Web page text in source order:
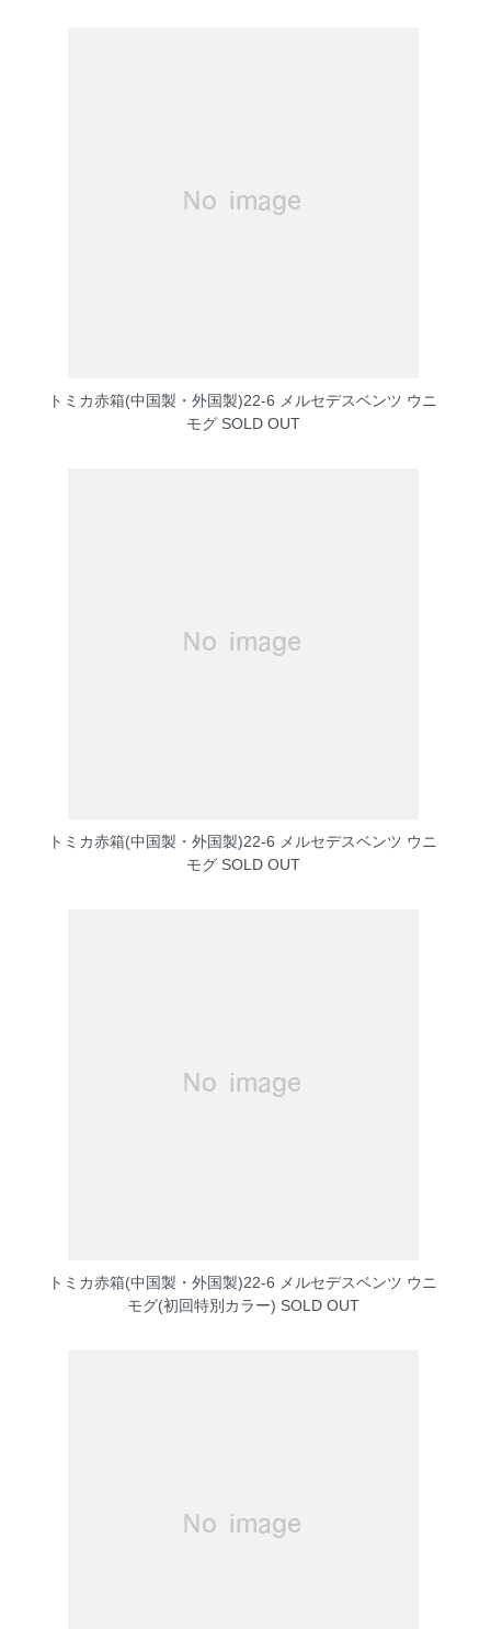
トミカ赤箱(中国製・外国製)22-6 メルセデスベンツ ウニ
モグSOLD OUT
トミカ赤箱(中国製・外国製)22-6 メルセデスベンツ ウニ
モグSOLD OUT
トミカ赤箱(中国製・外国製)22-6 メルセデスベンツ ウニ
モグ(初回特別カラー) SOLD OUT